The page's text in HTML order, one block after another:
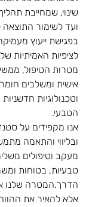
שינוי, שמחייבת
ועד לשימור
בפגישת ייעוץ
לציפיות האמיתיות
מטרות הטיפול,
אישית ומשלבים
וטכנולוגיות
הטבעי.
אנו מקפידים על
ובליווי והתאמה
מעקב וטיפולים
טבעיות, בטוחות
הדרך.המטרה שלנו
אלא להאיר את